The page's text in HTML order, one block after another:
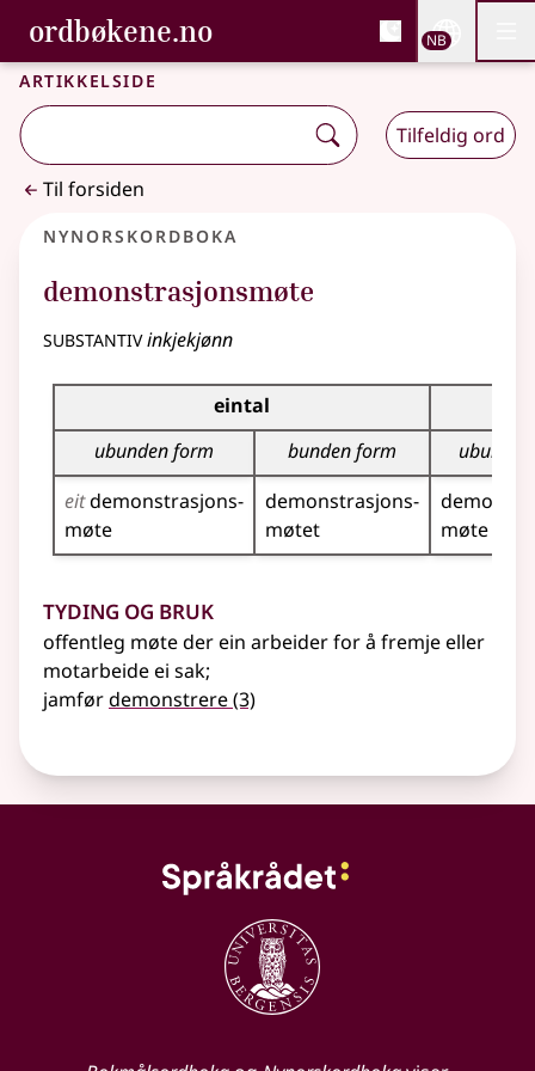
Gå til hovedinnhold
Tilgjengelighet
ordbøkene.no, Bokmålsordboka og
Bokmålsordboka og Nynorskordboka
NB
Artikkelside
Tilfeldig ord
Til forsiden
Nynorskordboka
demonstrasjonsmøte
substantivinkjekjønn
Bøyningstabell for dette substantivet
eintal
ubunden form
bunden form
eitdemonstrasjons­
møte
demonstrasjons­
møtet
møte
Tyding og bruk
offentleg møte der ein arbeider for å fremje eller
motarbeide ei sak;
jamførdemonstrere(3)